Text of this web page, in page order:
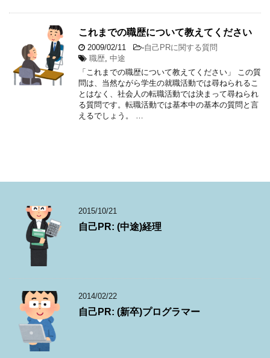
これまでの職歴について教えてください
2009/02/11 -自己PRに関する質問
職歴 中途
「これまでの職歴について教えてください」 この質
問は、当然ながら学生の就職活動では尋ねられるこ
とはなく、社会人の転職活動では決まって尋ねられ
る質問です。転職活動では基本中の基本の質問と言
えるでしょう。 …
2015/10/21
自己PR: (中途)経理
2014/02/22
自己PR: (新卒)プログラマー